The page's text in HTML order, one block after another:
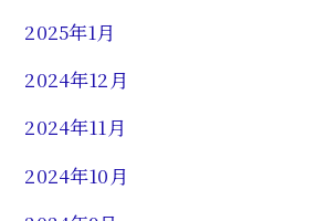
2025年1月
2024年12月
2024年11月
2024年10月